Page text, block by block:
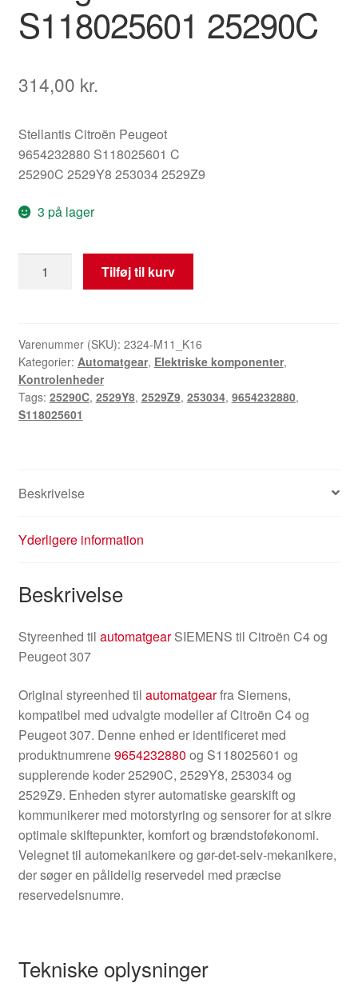
S118025601 25290C
314,00 kr.
Stellantis Citroën Peugeot
9654232880 S118025601 C
25290C 2529Y8 253034 2529Z9
3 på lager
ECU
Citroën
Peugeot
9654232880
S118025601
25290C
Tilføj til kurv
Varenummer (SKU): 2324-M11_K16
Kategorier: Automatgear, Elektriske komponenter,
Kontrolenheder
Tags: 25290C, 2529Y8, 2529Z9, 253034, 9654232880,
S118025601
Beskrivelse
Yderligere information
Beskrivelse
Styreenhed til automatgearSIEMENS til Citroën C4 og
Peugeot 307
Original styreenhed til automatgearfra Siemens,
kompatibel med udvalgte modeller af Citroën C4 og
Peugeot 307. Denne enhed er identificeret med
produktnumrene9654232880 og S118025601 og
supplerende koder 25290C, 2529Y8, 253034 og
2529Z9. Enheden styrer automatiske gearskift og
kommunikerer med motorstyring og sensorer for at sikre
optimale skiftepunkter, komfort og brændstoføkonomi.
Velegnet til automekanikere og gør-det-selv-mekanikere,
der søger en pålidelig reservedel med præcise
reservedelsnumre.
Tekniske oplysninger